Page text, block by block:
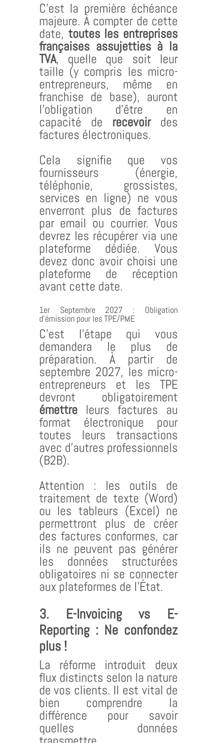
C’est la première échéance
majeure. À compter de cette
date, toutes les entreprises
françaises assujetties à la
TVA, quelle que soit leur
taille (y compris les micro-
entrepreneurs, même en
franchise de base), auront
l’obligation d’être en
capacité de recevoirdes
factures électroniques.
Cela signifie que vos
fournisseurs (énergie,
téléphonie, grossistes,
services en ligne) ne vous
enverront plus de factures
par email ou courrier. Vous
devrez les récupérer via une
plateforme dédiée. Vous
devez donc avoir choisi une
plateforme de réception
avant cette date.
1er Septembre 2027 : Obligation
d’émission pour les TPE/PME
C’est l’étape qui vous
demandera le plus de
préparation. À partir de
septembre 2027, les micro-
entrepreneurs et les TPE
devront obligatoirement
émettreleurs factures au
format électronique pour
toutes leurs transactions
avec d’autres professionnels
(B2B).
Attention : les outils de
traitement de texte (Word)
ou les tableurs (Excel) ne
permettront plus de créer
des factures conformes, car
ils ne peuvent pas générer
les données structurées
obligatoires ni se connecter
aux plateformes de l’État.
3. E-Invoicing vs E-
Reporting : Ne confondez
plus !
La réforme introduit deux
flux distincts selon la nature
de vos clients. Il est vital de
bien comprendre la
différence pour savoir
quelles données